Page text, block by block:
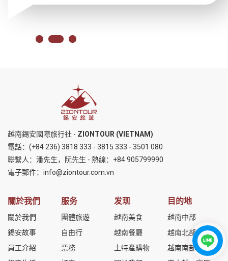
越南錫安國際旅行社 - ZIONTOUR (VIETNAM)
電話： (+84 236) 3818 333 - 3815 333 - 3501 080
聯繫人：潘先生，阮先生 - 熱線： +84 905799990
電子郵件： info@ziontour.com.vn
關於我們
關於我們
錫安故事
員工介紹
服务
團體旅遊
自由行
票務
发现
越南美食
越南餐廳
土特產購物
目的地
越南中部
越南北部
越南南部